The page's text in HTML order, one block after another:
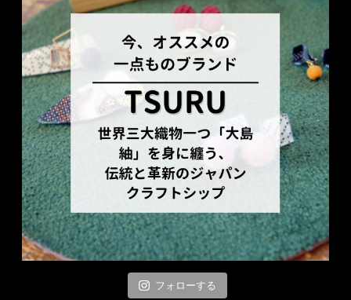
フォローする